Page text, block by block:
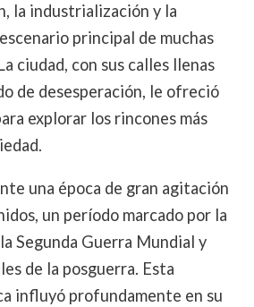
la industrialización y la
principal de muchas
ciudad, con sus calles llenas
de desesperación, le ofreció
explorar los rincones más
una época de gran agitación
un período marcado por la
Segunda Guerra Mundial y
de la posguerra. Esta
influyó profundamente en su